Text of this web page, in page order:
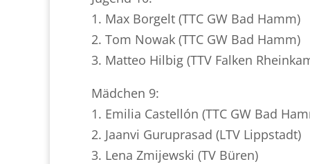
1. Max Borgelt (TTC GW Bad Hamm)
2. Tom Nowak (TTC GW Bad Hamm)
3. Matteo Hilbig (TTV Falken
Mädchen 9:
1. Emilia Castellón (TTC GW Bad
2. Jaanvi Guruprasad (LTV Lippstadt)
3. Lena Zmijewski (TV Büren)